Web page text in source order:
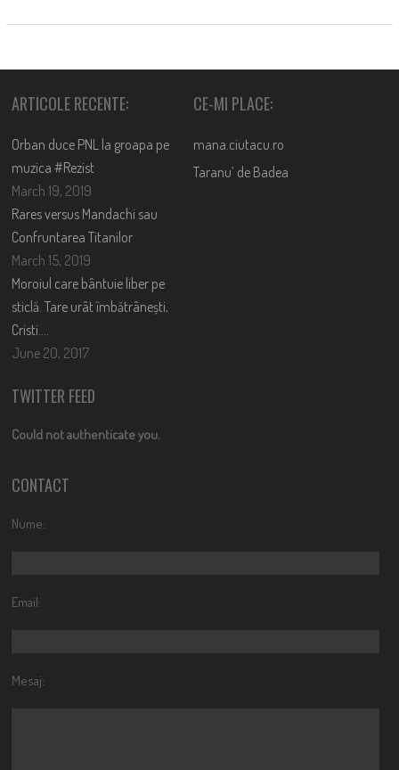
ARTICOLE RECENTE:
Orban duce PNL la groapa pe
muzica #Rezist
March 19, 2019
Rares versus Mandachi sau
Confruntarea Titanilor
March 15, 2019
Moroiul care bântuie liber pe
sticlă. Tare urât îmbătrânești,
Cristi….
June 20, 2017
CE-MI PLACE:
mana.ciutacu.ro
Taranu’ de Badea
TWITTER FEED
Could not authenticate you.
CONTACT
Nume:
Email:
Mesaj: